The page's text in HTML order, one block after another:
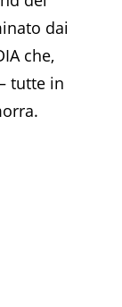
dai
che,
tutte in